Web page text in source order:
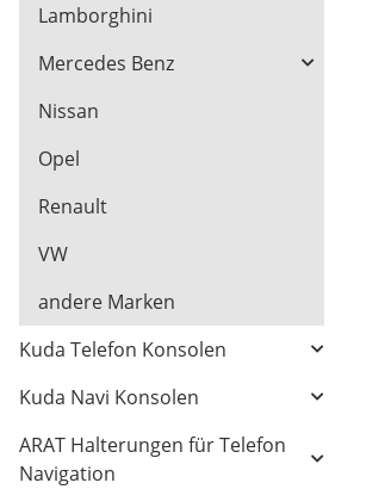
Lamborghini
Mercedes Benz
Nissan
Opel
Renault
VW
andere Marken
Kuda Telefon Konsolen
Kuda Navi Konsolen
ARAT Halterungen für Telefon
Navigation